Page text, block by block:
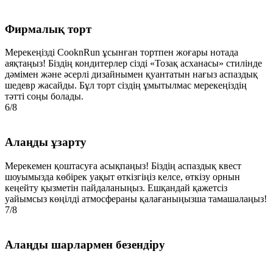
Фирмалық торт
Мерекеңізді CooknRun ұсынған тортпен жоғары нотада
аяқтаңыз! Біздің кондитерлер сізді «Тозақ асханасы» стилінде
дәмімен және әсерлі дизайнымен қуантатын нағыз аспаздық
шедевр жасайды. Бұл торт сіздің ұмытылмас мерекеңіздің
тәтті соңы болады.
6/8
Алаңды ұзарту
Мерекемен қоштасуға асықпаңыз! Біздің аспаздық квест
шоуымызда көбірек уақыт өткізгіңіз келсе, өткізу орнын
кеңейту қызметін пайдаланыңыз. Ешқандай қажетсіз
уайымсыз көңілді атмосфераны қалағаныңызша тамашалаңыз!
7/8
Алаңды шарлармен безендіру